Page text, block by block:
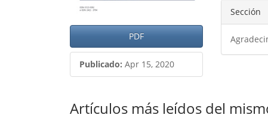
PDF
Publicado: Apr 15, 2020
Sección
Artículos más leídos del